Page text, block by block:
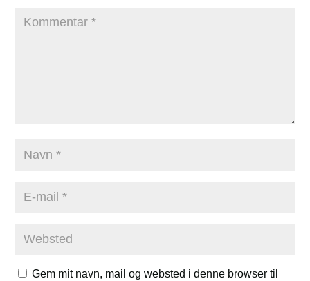
Gem mit navn, mail og websted i denne browser til